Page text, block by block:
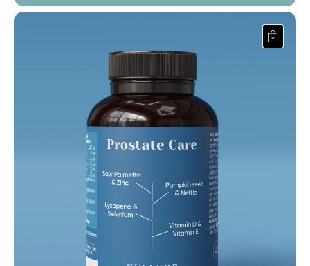
Prostate Care